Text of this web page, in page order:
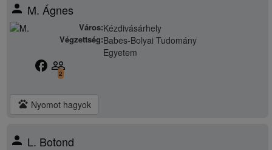
person M. Ágnes
Város:Kézdivásárhely
Végzettség:Babes-Bolyai Tudomány
Egyetem
facebook people_outline
2
pets Nyomot hagyok
person L. Botond